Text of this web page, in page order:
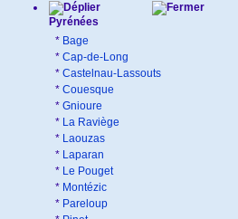
Pyrénées
* Bage
* Cap-de-Long
* Castelnau-Lassouts
* Couesque
* Gnioure
* La Raviège
* Laouzas
* Laparan
* Le Pouget
* Montézic
* Pareloup